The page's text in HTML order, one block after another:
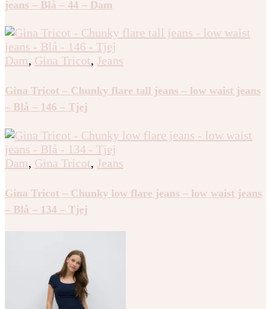
jeans – Blå – 44 – Dam
Dam, Gina Tricot, Jeans
Gina Tricot – Chunky flare tall jeans – low waist jeans
– Blå – 146 – Tjej
Dam, Gina Tricot, Jeans
Gina Tricot – Chunky low flare jeans – low waist jeans
– Blå – 134 – Tjej